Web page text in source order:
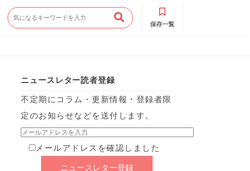
保存一覧
ニュースレター読者登録
不定期にコラム・更新情報・登録者限
定のお知らせなどを送付します。
メールアドレスを確認しました